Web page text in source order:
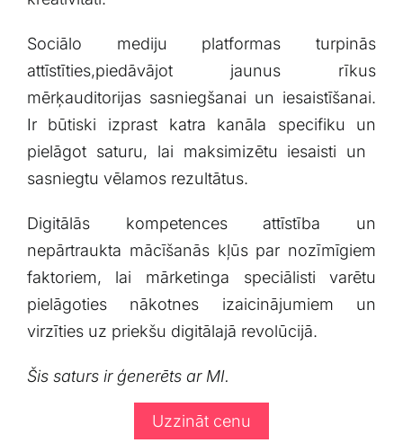
Sociālo mediju platformas turpinās
attīstīties,piedāvājot jaunus rīkus
mērķauditorijas sasniegšanai un iesaistīšanai.
Ir būtiski izprast katra kanāla specifiku un
pielāgot saturu,⁤ lai maksimizētu‍ iesaisti un ​
sasniegtu vēlamos rezultātus.
Digitālās⁤ kompetences attīstība un‍
nepārtraukta⁢ mācīšanās kļūs par nozīmīgiem
faktoriem,⁣ lai mārketinga speciālisti varētu
pielāgoties nākotnes izaicinājumiem un
virzīties uz‌ priekšu digitālajā revolūcijā.
Šis saturs ir ģenerēts ar MI.
Uzzināt cenu